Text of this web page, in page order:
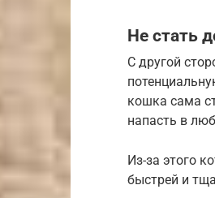
Не стать
С другой
кошка сама
напасть в
Из-за этого
быстрей и